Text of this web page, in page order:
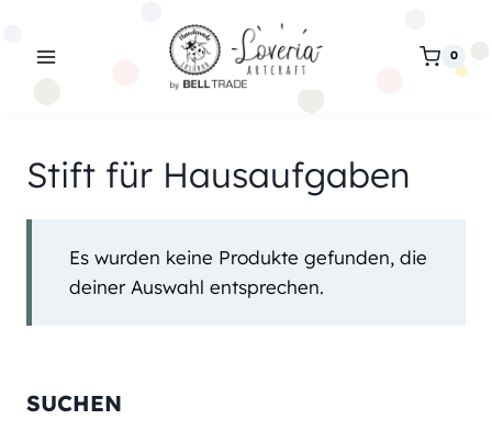
0
Stift für Hausaufgaben
Es wurden keine Produkte gefunden, die
deiner Auswahl entsprechen.
SUCHEN